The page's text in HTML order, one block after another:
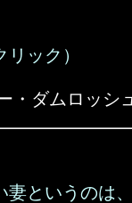
ック）
・ダムロッシ
というのは、